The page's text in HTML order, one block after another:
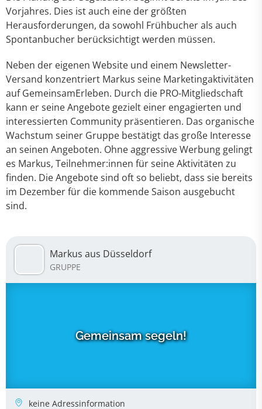
Vorjahres. Dies ist auch eine der größten
Herausforderungen, da sowohl Frühbucher als auch
Spontanbucher berücksichtigt werden müssen.
Neben der eigenen Website und einem Newsletter-
Versand konzentriert Markus seine Marketingaktivitäten
auf GemeinsamErleben. Durch die PRO-Mitgliedschaft
kann er seine Angebote gezielt einer engagierten und
interessierten Community präsentieren. Das organische
Wachstum seiner Gruppe bestätigt das große Interesse
an seinen Angeboten. Ohne aggressive Werbung gelingt
es Markus, Teilnehmer:innen für seine Aktivitäten zu
finden. Die Angebote sind oft so beliebt, dass sie bereits
im Dezember für die kommende Saison ausgebucht
sind.